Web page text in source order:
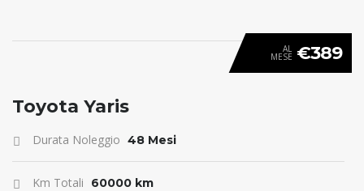
ANTICIPO 0
AL
MESE €389
Toyota Yaris
Durata Noleggio 48 Mesi
Km Totali 60000 km